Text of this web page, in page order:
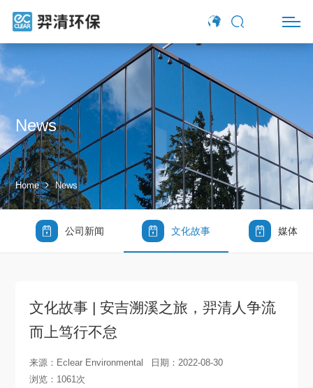
News
Home News
公司新闻 文化故事 媒体报
文化故事 | 安吉溯溪之旅，羿清人争流
而上笃行不怠
来源：Eclear Environmental
日期：2022-08-30
浏览：1061次